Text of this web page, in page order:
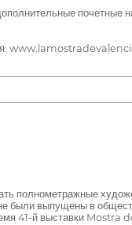
почетные
полнометражные
были выпущены в
41-й выставки